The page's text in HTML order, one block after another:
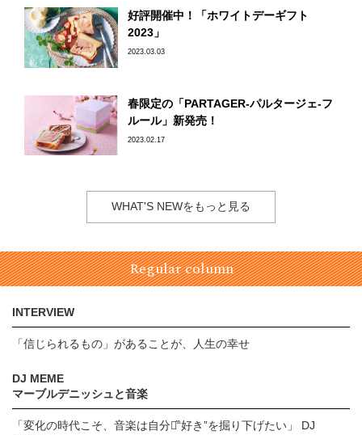
好評開催中！「ホワイトデーギフト
2023」
2023.03.03
春限定の「PARTAGER-パルタージェ-フ
ルール」新発売！
2023.02.17
WHAT'S NEWをもっと見る
Regular column
INTERVIEW
「信じられるもの」があることが、人生の幸せ
DJ MEME
マーブルデニッシュと音楽
「変化の時代こそ、音楽は自分の̋“好き”を掘り下げたい」 DJ